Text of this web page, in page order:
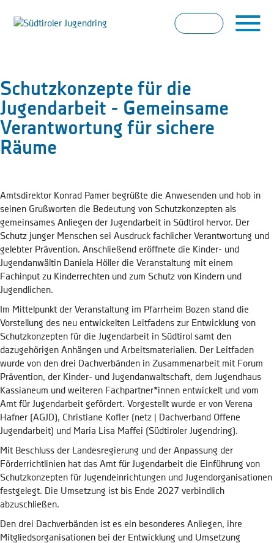
Schutzkonzepte für die
Jugendarbeit - Gemeinsame
Verantwortung für sichere
Räume
Amtsdirektor Konrad Pamer begrüßte die Anwesenden und hob in
seinen Grußworten die Bedeutung von Schutzkonzepten als
gemeinsames Anliegen der Jugendarbeit in Südtirol hervor. Der
Schutz junger Menschen sei Ausdruck fachlicher Verantwortung und
gelebter Prävention. Anschließend eröffnete die Kinder- und
Jugendanwältin Daniela Höller die Veranstaltung mit einem
Fachinput zu Kinderrechten und zum Schutz von Kindern und
Jugendlichen.
Im Mittelpunkt der Veranstaltung im Pfarrheim Bozen stand die
Vorstellung des neu entwickelten Leitfadens zur Entwicklung von
Schutzkonzepten für die Jugendarbeit in Südtirol samt den
dazugehörigen Anhängen und Arbeitsmaterialien. Der Leitfaden
wurde von den drei Dachverbänden in Zusammenarbeit mit Forum
Prävention, der Kinder- und Jugendanwaltschaft, dem Jugendhaus
Kassianeum und weiteren Fachpartner*innen entwickelt und vom
Amt für Jugendarbeit gefördert. Vorgestellt wurde er von Verena
Hafner (AGJD), Christiane Kofler (netz | Dachverband Offene
Jugendarbeit) und Maria Lisa Maffei (Südtiroler Jugendring).
Mit Beschluss der Landesregierung und der Anpassung der
Förderrichtlinien hat das Amt für Jugendarbeit die Einführung von
Schutzkonzepten für Jugendeinrichtungen und Jugendorganisationen
festgelegt. Die Umsetzung ist bis Ende 2027 verbindlich
abzuschließen.
Den drei Dachverbänden ist es ein besonderes Anliegen, ihre
Mitgliedsorganisationen bei der Entwicklung und Umsetzung